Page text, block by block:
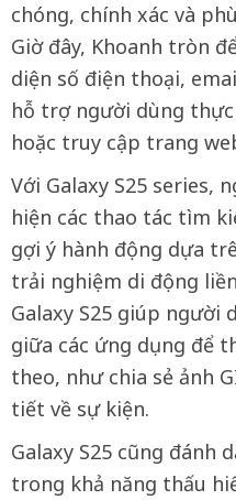
chóng, chính xác và
Giờ đây, Khoanh tròn
diện số điện thoại,
hỗ trợ người dùng
hoặc truy cập trang
Với Galaxy S25 series,
hiện các thao tác tìm
gợi ý hành động dựa
trải nghiệm di động
Galaxy S25 giúp người
giữa các ứng dụng để
theo, như chia sẻ ảnh
tiết về sự kiện.
Galaxy S25 cũng đánh
trong khả năng thấu